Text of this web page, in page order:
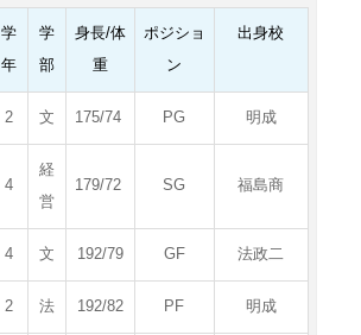
学
年
学
部
身長/体
重
ポジショ
ン
出身校
2 文 175/74 PG 明成
4
経
営
179/72 SG 福島商
4 文 192/79 GF 法政二
2 法 192/82 PF 明成